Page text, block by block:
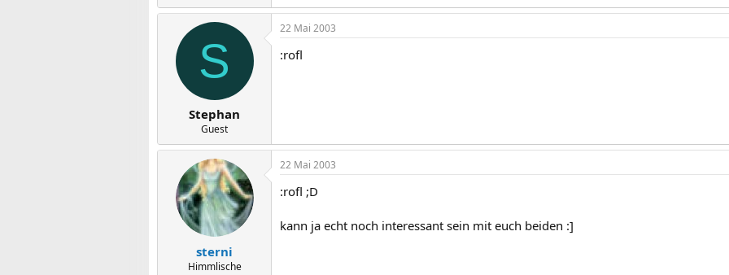
S
Stephan
Guest
22 Mai 2003
:rofl
sterni
Himmlische
22 Mai 2003
:rofl ;D
kann ja echt noch interessant sein mit euch beiden :]